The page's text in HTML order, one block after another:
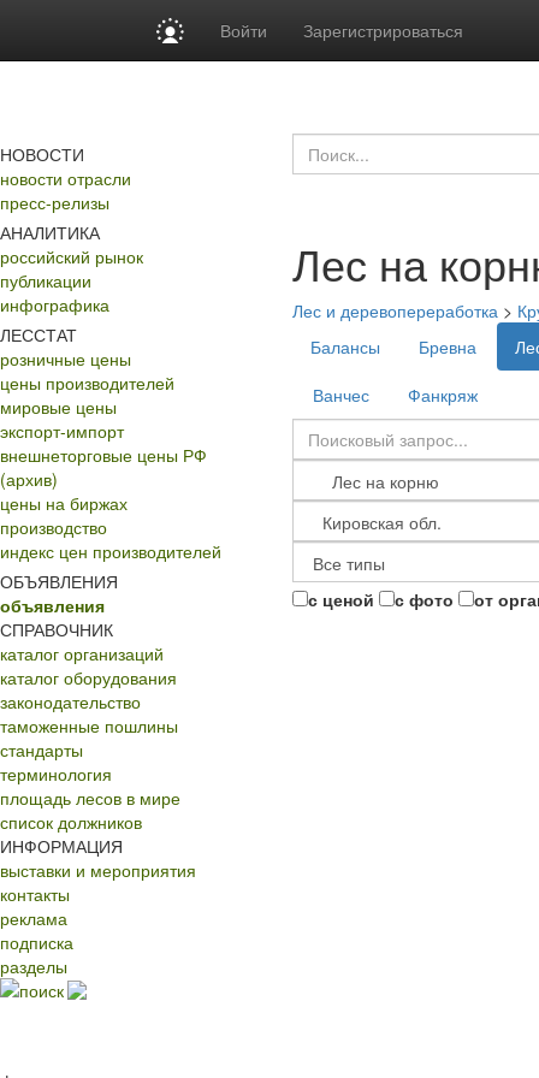
Войти Зарегистрироваться
НОВОСТИ
новости отрасли
пресс-релизы
АНАЛИТИКА
российский рынок
публикации
инфографика
ЛЕССТАТ
розничные цены
цены производителей
мировые цены
экспорт-импорт
внешнеторговые цены РФ
(архив)
цены на биржах
производство
индекс цен производителей
ОБЪЯВЛЕНИЯ
объявления
СПРАВОЧНИК
каталог организаций
каталог оборудования
законодательство
таможенные пошлины
стандарты
терминология
площадь лесов в мире
список должников
ИНФОРМАЦИЯ
выставки и мероприятия
контакты
реклама
подписка
разделы
поиск
Лес на
Лес и деревопереработка >
Балансы
Бревна
Ванчес
Фанкряж
с ценой с фото от